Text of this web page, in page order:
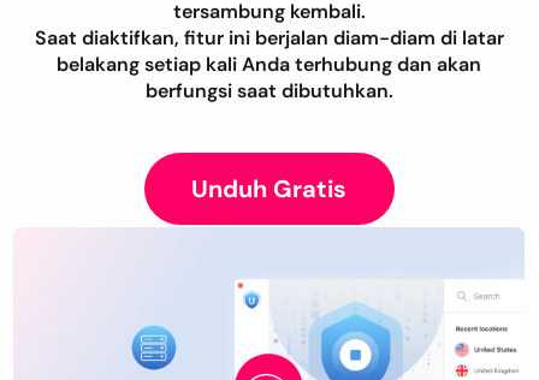
tersambung kembali.
Saat diaktifkan, fitur ini berjalan diam-diam di latar
belakang setiap kali Anda terhubung dan akan
berfungsi saat dibutuhkan.
Unduh Gratis